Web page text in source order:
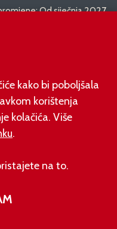
Od siječnja 2027.
koriste milijuni
nova pravila za sve koji
velike!
family hotela na
štiti najmoprimce, ali i
kako bi poboljšala
korištenja
kolačića. Više
.
na to.